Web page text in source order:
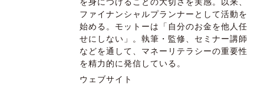
を身につけることの大切さを実感。以来、
ファイナンシャルプランナーとして活動を
始める。モットーは「自分のお金を他人任
せにしない」。執筆・監修、セミナー講師
などを通して、マネーリテラシーの重要性
を精力的に発信している。
ウェブサイト